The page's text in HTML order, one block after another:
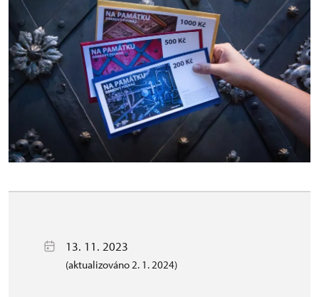
13. 11. 2023
(aktualizováno 2. 1. 2024)